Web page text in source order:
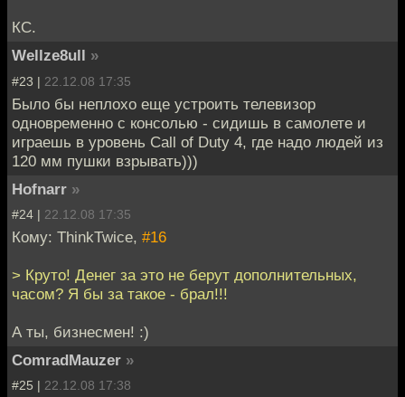
КС.
Wellze8ull »
#23 | 22.12.08 17:35
Было бы неплохо еще устроить телевизор
одновременно с консолью - сидишь в самолете и
играешь в уровень Call of Duty 4, где надо людей из
120 мм пушки взрывать)))
Hofnarr »
#24 | 22.12.08 17:35
Кому: ThinkTwice, #16
> Круто! Денег за это не берут дополнительных,
часом? Я бы за такое - брал!!!
А ты, бизнесмен! :)
ComradMauzer »
#25 | 22.12.08 17:38